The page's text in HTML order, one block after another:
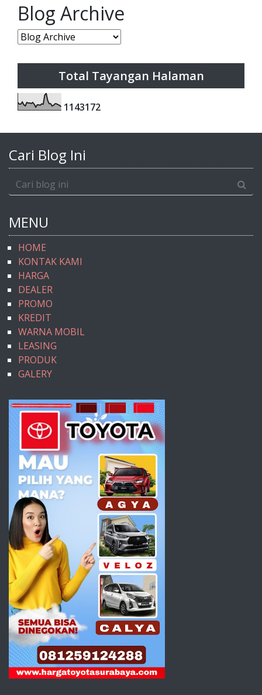
Blog Archive
Total Tayangan Halaman
1143172
Cari Blog Ini
MENU
HOME
KONTAK KAMI
HARGA
DEALER
PROMO
KREDIT
WARNA MOBIL
LEASING
PRODUK
GALERY